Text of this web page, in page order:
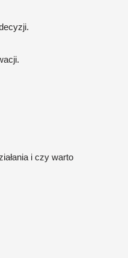
i czy warto